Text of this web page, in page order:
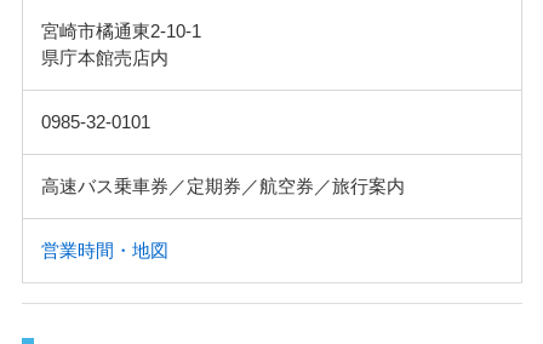
宮崎市橘通東2-10-1
県庁本館売店内
0985-32-0101
高速バス乗車券／定期券／航空券／旅行案内
営業時間・地図